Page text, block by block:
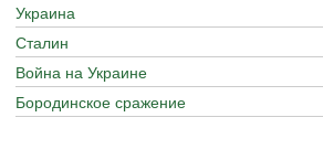
Украина
Сталин
Война на Украине
Бородинское сражение